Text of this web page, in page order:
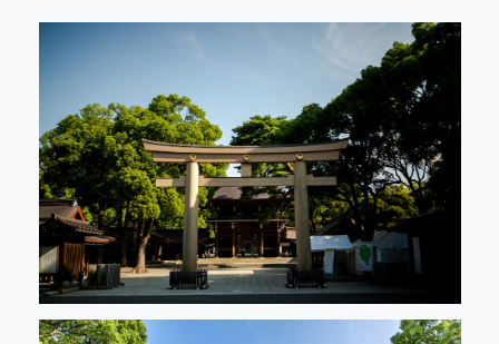
Space
Package
Installation
Digital Marketing
PR/Event